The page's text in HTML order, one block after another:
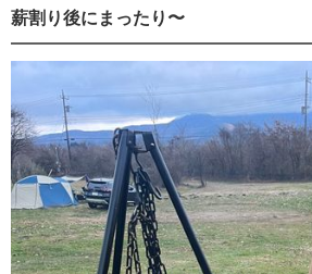
薪割り後にまったり〜